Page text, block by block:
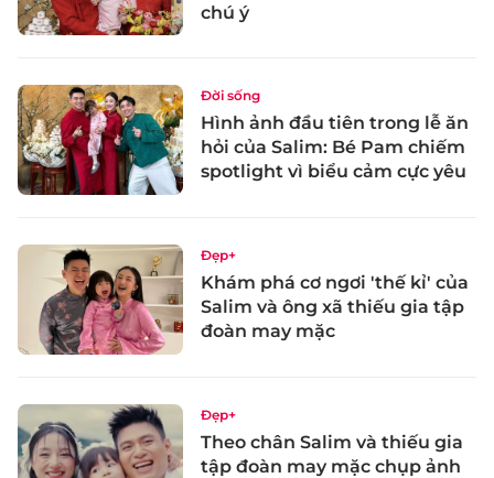
chú ý
Đời sống
Hình ảnh đầu tiên trong lễ ăn
hỏi của Salim: Bé Pam chiếm
spotlight vì biểu cảm cực yêu
Đẹp+
Khám phá cơ ngơi 'thế kỉ' của
Salim và ông xã thiếu gia tập
đoàn may mặc
Đẹp+
Theo chân Salim và thiếu gia
tập đoàn may mặc chụp ảnh